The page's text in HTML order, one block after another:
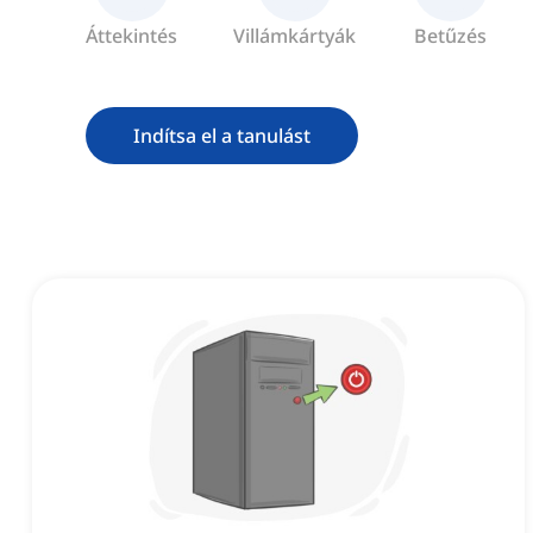
Áttekintés Villámkártyák Betűzés
Indítsa el a tanulást